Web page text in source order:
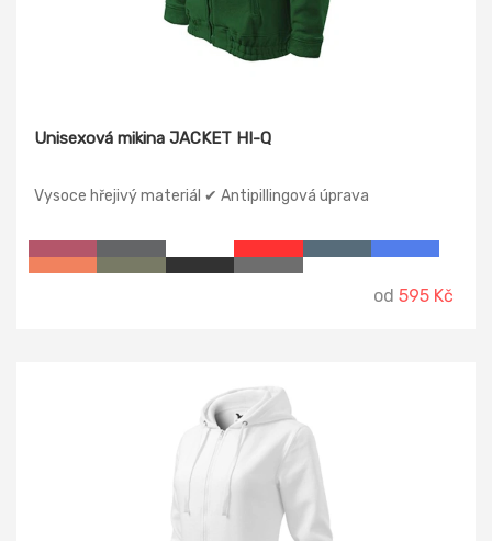
Unisexová mikina JACKET HI-Q
Vysoce hřejivý materiál ✔ Antipillingová úprava
od 595 Kč